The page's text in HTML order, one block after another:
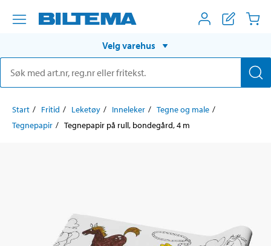
Velg varehus
Start Fritid Leketøy Inneleker
Tegne og male
Tegnepapir
Tegnepapir på rull, bondegård, 4 m